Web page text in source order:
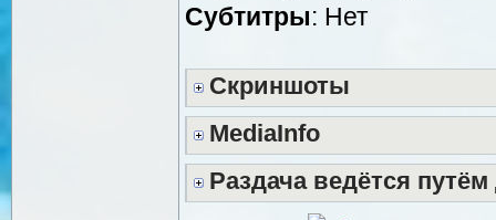
Субтитры: Нет
Скриншоты
MediaInfo
Раздача ведётся